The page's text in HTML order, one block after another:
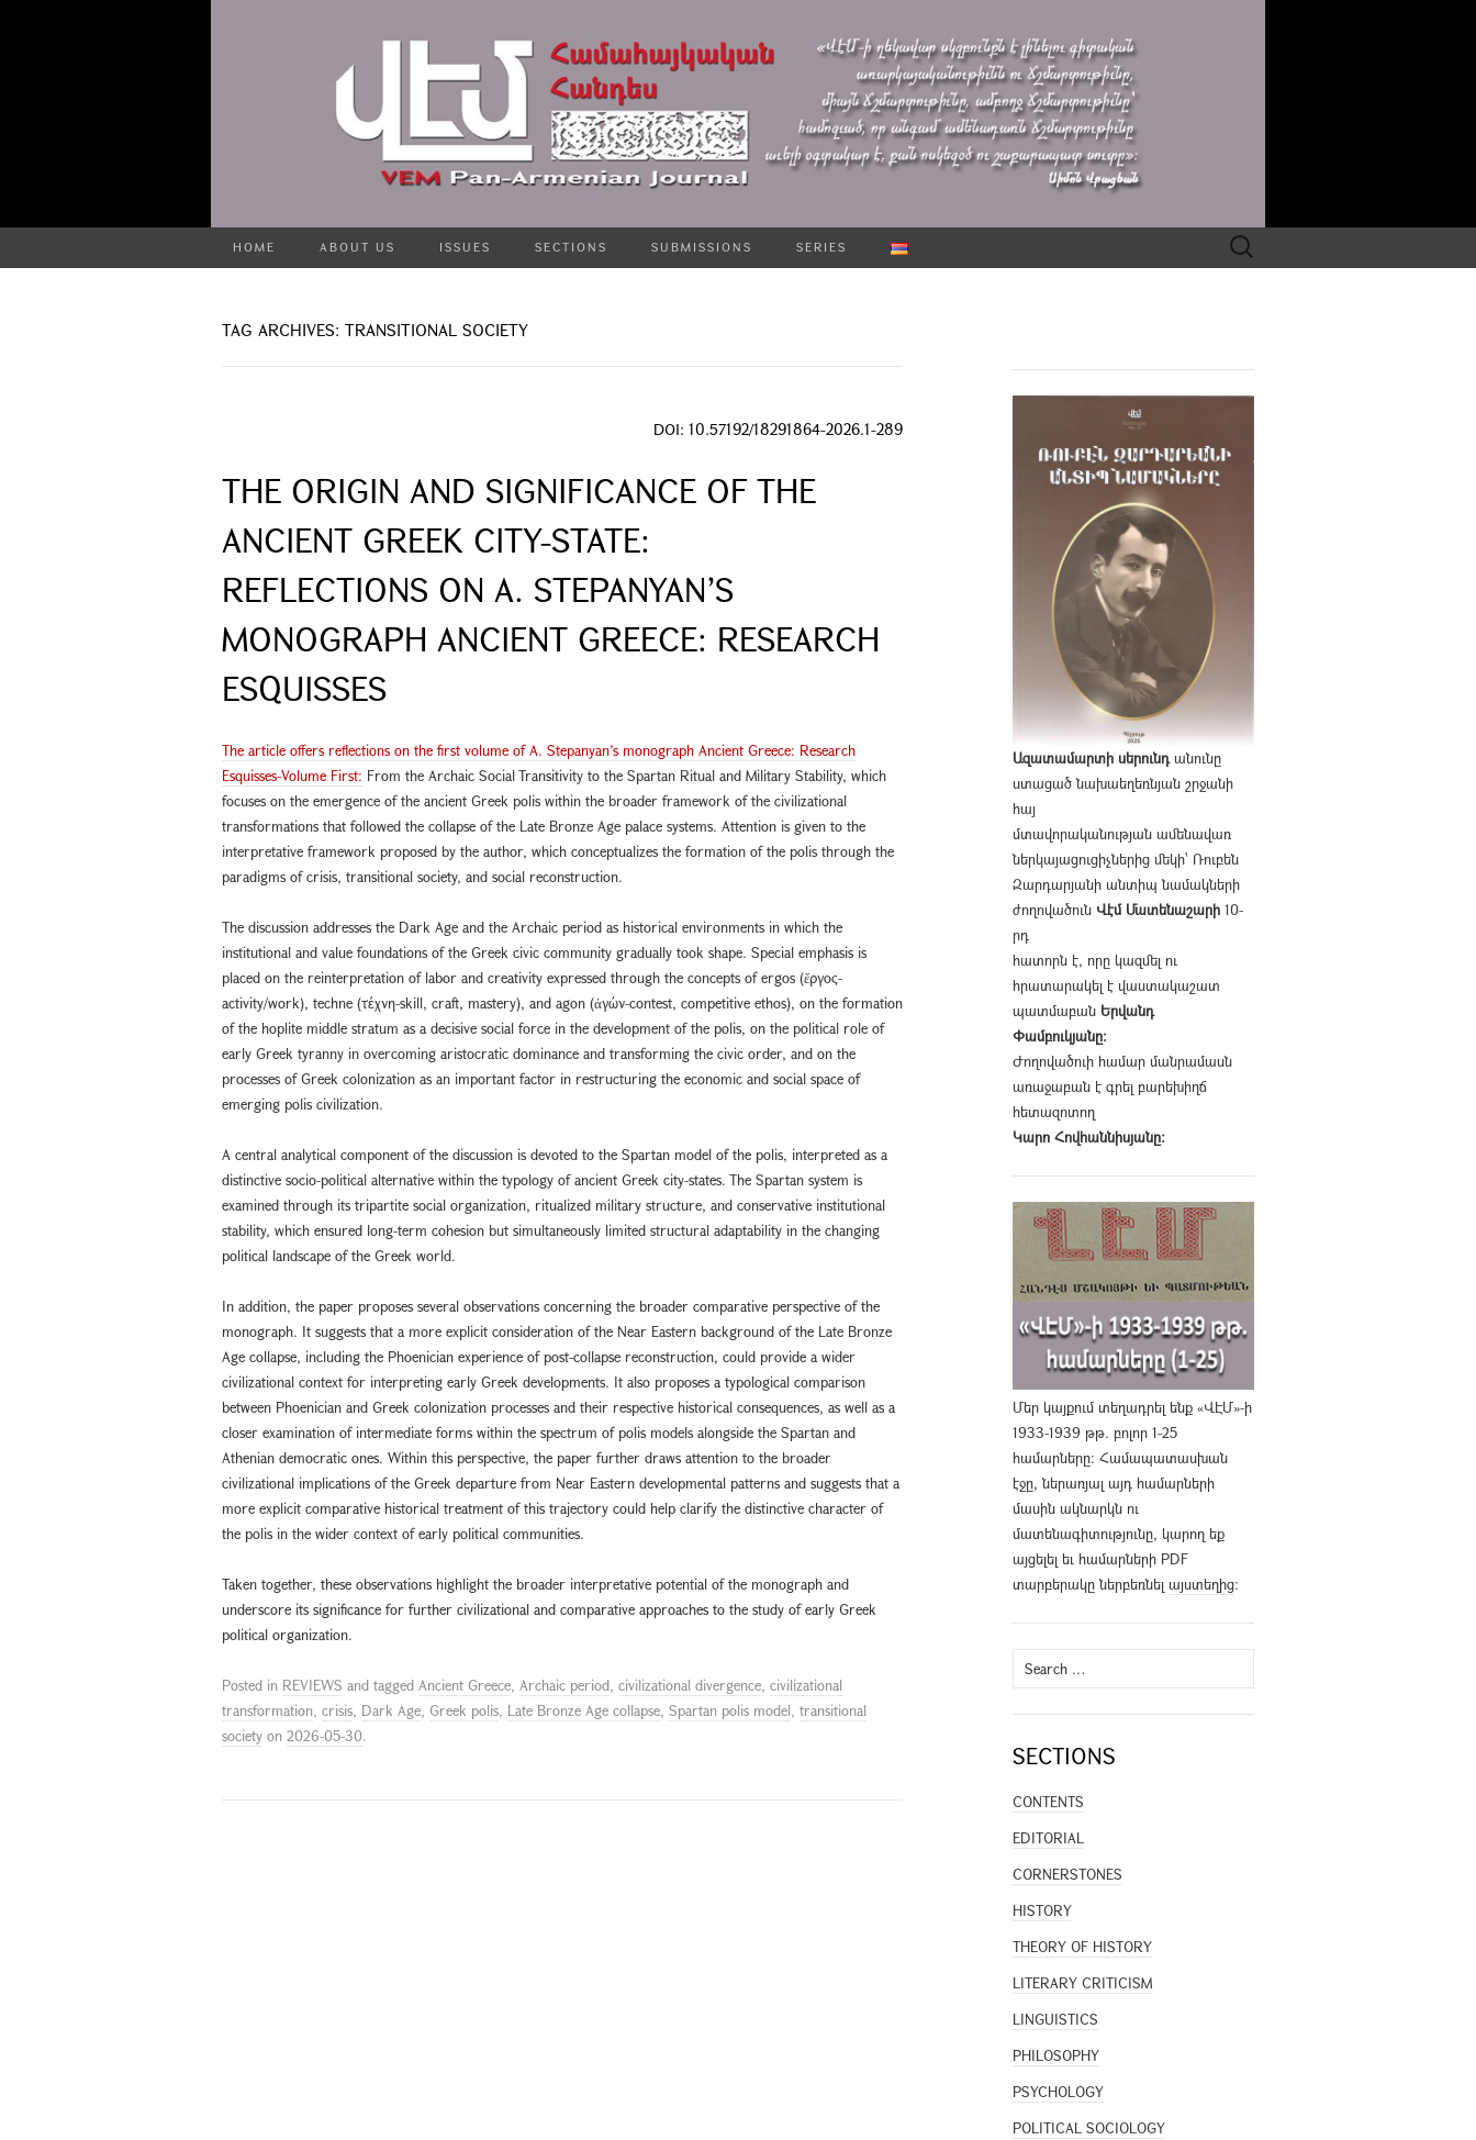
HOME ABOUT US ISSUES SECTIONS SUBMISSIONS SERIES
Search
for:
TAG ARCHIVES: TRANSITIONAL SOCIETY
DOI: 10.57192/18291864-2026.1-289
THE ORIGIN AND SIGNIFICANCE OF THE
ANCIENT GREEK CITY-STATE:
REFLECTIONS ON A. STEPANYAN’S
MONOGRAPH ANCIENT GREECE: RESEARCH
ESQUISSES
The article offers reflections on the first volume of A. Stepanyan’s monograph Ancient Greece: Research
Esquisses-Volume First: From the Archaic Social Transitivity to the Spartan Ritual and Military Stability, which
focuses on the emergence of the ancient Greek polis within the broader framework of the civilizational
transformations that followed the collapse of the Late Bronze Age palace systems. Attention is given to the
interpretative framework proposed by the author, which conceptualizes the formation of the polis through the
paradigms of crisis, transitional society, and social reconstruction.
The discussion addresses the Dark Age and the Archaic period as historical environments in which the
institutional and value foundations of the Greek civic community gradually took shape. Special emphasis is
placed on the reinterpretation of labor and creativity expressed through the concepts of ergos (ἔργος-
activity/work), techne (τέχνη-skill, craft, mastery), and agon (ἀγών-contest, competitive ethos), on the formation
of the hoplite middle stratum as a decisive social force in the development of the polis, on the political role of
early Greek tyranny in overcoming aristocratic dominance and transforming the civic order, and on the
processes of Greek colonization as an important factor in restructuring the economic and social space of
emerging polis civilization.
A central analytical component of the discussion is devoted to the Spartan model of the polis, interpreted as a
distinctive socio-political alternative within the typology of ancient Greek city-states. The Spartan system is
examined through its tripartite social organization, ritualized military structure, and conservative institutional
stability, which ensured long-term cohesion but simultaneously limited structural adaptability in the changing
political landscape of the Greek world.
In addition, the paper proposes several observations concerning the broader comparative perspective of the
monograph. It suggests that a more explicit consideration of the Near Eastern background of the Late Bronze
Age collapse, including the Phoenician experience of post-collapse reconstruction, could provide a wider
civilizational context for interpreting early Greek developments. It also proposes a typological comparison
between Phoenician and Greek colonization processes and their respective historical consequences, as well as a
closer examination of intermediate forms within the spectrum of polis models alongside the Spartan and
Athenian democratic ones. Within this perspective, the paper further draws attention to the broader
civilizational implications of the Greek departure from Near Eastern developmental patterns and suggests that a
more explicit comparative historical treatment of this trajectory could help clarify the distinctive character of
the polis in the wider context of early political communities.
Taken together, these observations highlight the broader interpretative potential of the monograph and
underscore its significance for further civilizational and comparative approaches to the study of early Greek
political organization.
Posted in REVIEWS and tagged Ancient Greece, Archaic period, civilizational divergence, civilizational
transformation, crisis, Dark Age, Greek polis, Late Bronze Age collapse, Spartan polis model, transitional
society on 2026-05-30.
Ազատամարտի սերունդանունը
ստացած նախաեղեռնյան շրջանի
հայ
մտավորականության ամենավառ
ներկայացուցիչներից մեկի՝ Ռուբեն
Զարդարյանի անտիպ նամակների
ժողովածուն Վէմ Մատենաշարի 10-
րդ
հատորն է, որը կազմել ու
հրատարակել է վաստակաշատ
պատմաբան Երվանդ
Փամբուկյանը։
Ժողովածուի համար մանրամասն
առաջաբան է գրել բարեխիղճ
հետազոտող
Կարո Հովհաննիսյանը։
Մեր կայքում տեղադրել ենք «ՎԷՄ»-ի
1933-1939 թթ. բոլոր 1-25
համարները։ Համապատասխան
էջը, ներառյալ այդ համարների
մասին ակնարկն ու
մատենագիտությունը, կարող եք
այցելել եւ համարների PDF
տարբերակը ներբեռնել այստեղից։
Search
for:
SECTIONS
CONTENTS
EDITORIAL
CORNERSTONES
HISTORY
THEORY OF HISTORY
LITERARY CRITICISM
LINGUISTICS
PHILOSOPHY
PSYCHOLOGY
POLITICAL SOCIOLOGY